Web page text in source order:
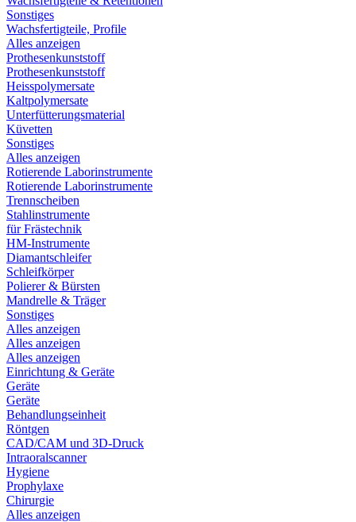
Sonstiges
Wachsfertigteile, Profile
Alles anzeigen
Prothesenkunststoff
Prothesenkunststoff
Heisspolymersate
Kaltpolymersate
Unterfütterungsmaterial
Küvetten
Sonstiges
Alles anzeigen
Rotierende Laborinstrumente
Rotierende Laborinstrumente
Trennscheiben
Stahlinstrumente
für Frästechnik
HM-Instrumente
Diamantschleifer
Schleifkörper
Polierer & Bürsten
Mandrelle & Träger
Sonstiges
Alles anzeigen
Alles anzeigen
Alles anzeigen
Einrichtung & Geräte
Geräte
Geräte
Behandlungseinheit
Röntgen
CAD/CAM und 3D-Druck
Intraoralscanner
Hygiene
Prophylaxe
Chirurgie
Alles anzeigen